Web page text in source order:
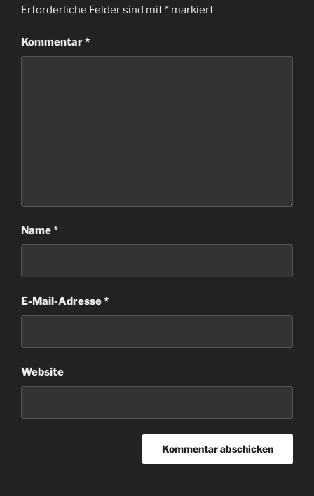
Erforderliche Felder sind mit* markiert
Kommentar*
Name*
E-Mail-Adresse*
Website